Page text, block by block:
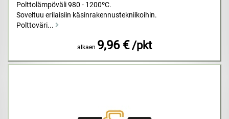
Polttolämpöväli 980 - 1200ºC.
Soveltuu erilaisiin käsinrakennustekniikoihin.
Polttoväri...
alkaen 9,96 € /pkt